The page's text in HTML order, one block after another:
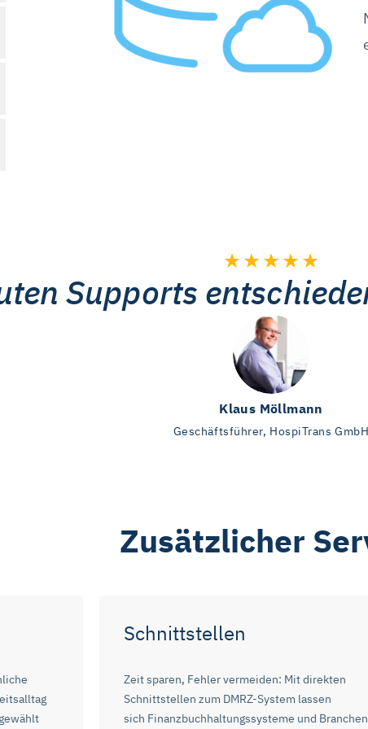
ablehnen“ können Sie die Marketing- und Statistik-Cookies
können Sie die Cookies individuell verwalten und Ihre
Informationen dazu und zu den Cookies führen wir in
Supports
Klaus Möllmann
Geschäftsführer, HospiTrans GmbH
Zusätzlicher
Schnittstellen
Zeit sparen, Fehler vermeiden: Mit direkten
Schnittstellen zum DMRZ-System lassen
sich Finanzbuchhaltungssysteme und